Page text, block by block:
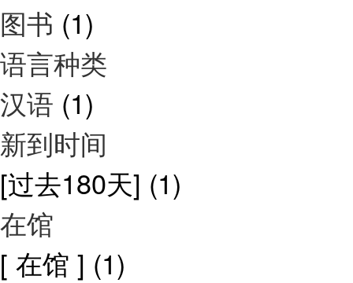
图书 (1)
语言种类
汉语 (1)
新到时间
[过去180天] (1)
在馆
[ 在馆 ] (1)